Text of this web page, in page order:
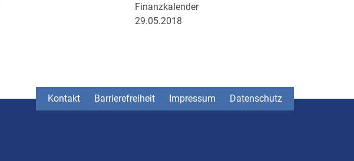
Finanzkalender
29.05.2018
Kontakt Barrierefreiheit Impressum Datenschutz